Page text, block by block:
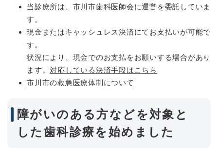
当診療所は、市川市歯科医師会に運営を委託していま
す。
現金またはキャッシュレス決済にてお支払いが可能で
す。
状況により、現金でのお支払をお願いする場合があり
ます。対応している決済手段はこちら
市川市の救急医療体制について
障がいのある方などを対象と
した歯科診療を始めました